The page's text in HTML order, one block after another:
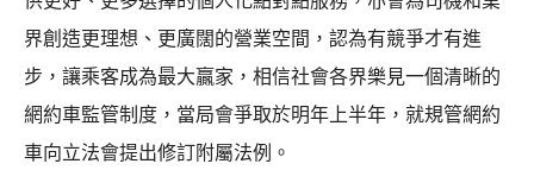
界創造更理想、更廣闊的營業空間，認為有競爭才有進
步，讓乘客成為最大贏家，相信社會各界樂見一個清晰的
網約車監管制度，當局會爭取於明年上半年，就規管網約
車向立法會提出修訂附屬法例。